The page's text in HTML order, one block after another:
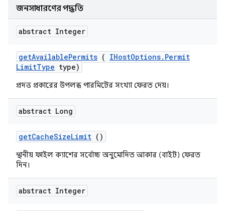
জনসাধারণের পদ্ধতি
abstract Integer
getAvailablePermits ( IHostOptions. Permit
LimitType type)
প্রদত্ত প্রকারের উপলব্ধ পারমিটের সংখ্যা ফেরত দেয়।
abstract Long
getCacheSizeLimit ()
স্থানীয় ফাইল ক্যাশের সর্বোচ্চ অনুমোদিত আকার (বাইট) ফেরত
দিন।
abstract Integer